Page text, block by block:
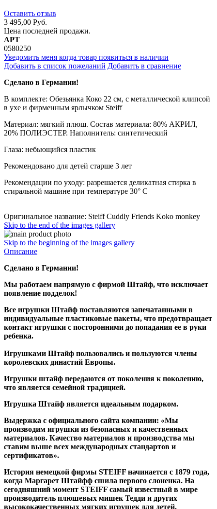
Оставить отзыв
3 495,00 Руб.
Цена последней продажи.
АРТ
0580250
Уведомить меня когда товар появиться в наличии
Добавить в список пожеланий Добавить в сравнение
Сделано в Германии!
В комплекте: Обезьянка Коко 22 см, с металлической клипсой
в ухе и фирменным ярлычком Steiff
Материал: мягкий плюш. Состав материала: 80% АКРИЛ,
20% ПОЛИЭСТЕР. Наполнитель: синтетический
Глаза: небьющийся пластик
Рекомендовано для детей старше 3 лет
Рекомендации по уходу: разрешается деликатная стирка в
стиральной машине при температуре 30° C
Оригинальное название: Steiff Cuddly Friends Koko monkey
Skip to the end of the images gallery
Skip to the beginning of the images gallery
Описание
Сделано в Германии!
Мы работаем напрямую с фирмой Штайф, что исключает
появление подделок!
Все игрушки Штайф поставляются запечатанными в
индивидуальные пластиковые пакеты, что предотвращает
контакт игрушки с посторонними до попадания ее в руки
ребенка.
Игрушками Штайф пользовались и пользуются члены
королевских династий Европы.
Игрушки штайф передаются от поколения к поколению,
что является семейной традицией.
Игрушка Штайф является идеальным подарком.
Выдержка с официального сайта компании: «Мы
производим игрушки из безопасных и качественных
материалов. Качество материалов и производства мы
ставим выше всех международных стандартов и
сертификатов».
История немецкой фирмы STEIFF начинается с 1879 года,
когда Маргарет Штайфф сшила первого слоненка. На
сегодняшний момент STEIFF самый известный в мире
производитель плюшевых мишек Тедди и других
высококачественных мягких игрушек для детей.